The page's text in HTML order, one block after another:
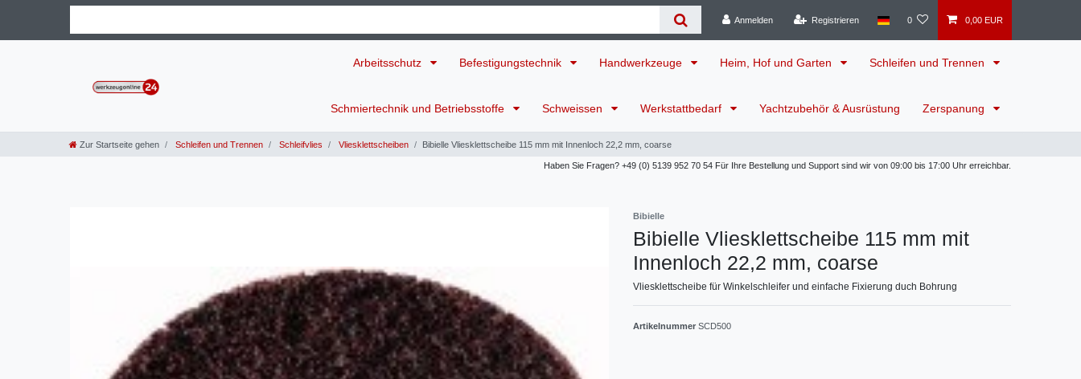
Anmelden Registrieren 0 0,00 EUR
Arbeitsschutz Befestigungstechnik Handwerkzeuge Heim, Hof und Garten Schleifen und Trennen
Schmiertechnik und Betriebsstoffe Schweissen Werkstattbedarf Yachtzubehör & Ausrüstung Zerspanung
Zur Startseite gehen Schleifen und Trennen Schleifvlies Vliesklettscheiben Bibielle Vliesklettscheibe 115 mm mit Innenloch 22,2 mm, coarse
Haben Sie Fragen? +49 (0) 5139 952 70 54 Für Ihre Bestellung und Support sind wir von 09:00 bis 17:00 Uhr erreichbar.
Bibielle
Bibielle Vliesklettscheibe 115 mm mit
Innenloch 22,2 mm, coarse
Vliesklettscheibe für Winkelschleifer und einfache Fixierung duch Bohrung
Artikelnummer SCD500